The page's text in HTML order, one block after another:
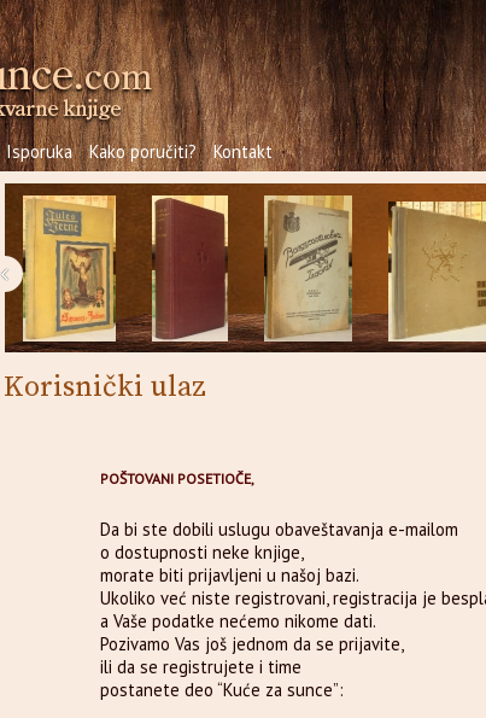
Isporuka Kako poručiti? Kontakt
‹
Korisnički ulaz
POŠTOVANI POSETIOČE,
Da bi ste dobili uslugu obaveštavanja e-mailom
o dostupnosti neke knjige,
morate biti prijavljeni u našoj bazi.
Ukoliko već niste registrovani, registracija je
a Vaše podatke nećemo nikome dati.
Pozivamo Vas još jednom da se prijavite,
ili da se registrujete i time
postanete deo “Kuće za sunce”: